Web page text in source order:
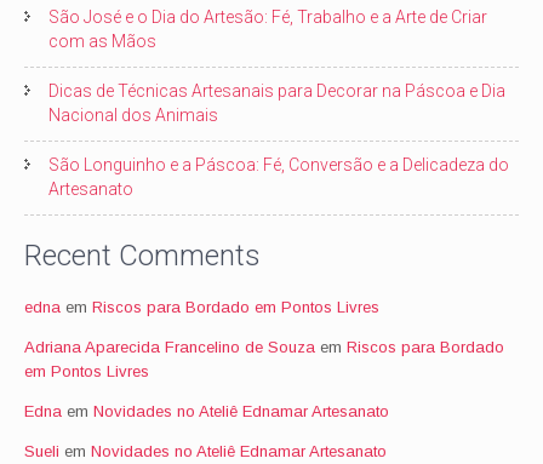
São José e o Dia do Artesão: Fé, Trabalho e a Arte de Criar
com as Mãos
Dicas de Técnicas Artesanais para Decorar na Páscoa e Dia
Nacional dos Animais
São Longuinho e a Páscoa: Fé, Conversão e a Delicadeza do
Artesanato
Recent Comments
edna em Riscos para Bordado em Pontos Livres
Adriana Aparecida Francelino de Souza em Riscos para Bordado
em Pontos Livres
Edna em Novidades no Ateliê Ednamar Artesanato
Sueli em Novidades no Ateliê Ednamar Artesanato